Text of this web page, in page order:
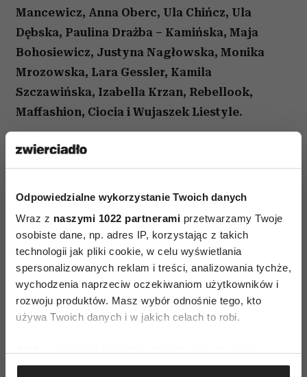
Odpowiedzialne wykorzystanie Twoich danych
Wraz z naszymi 1022 partnerami przetwarzamy Twoje
osobiste dane, np. adres IP, korzystając z takich
technologii jak pliki cookie, w celu wyświetlania
spersonalizowanych reklam i treści, analizowania tychże,
wychodzenia naprzeciw oczekiwaniom użytkowników i
rozwoju produktów. Masz wybór odnośnie tego, kto
używa Twoich danych i w jakich celach to robi.
Gromadzić dane dotyczące Twojej lokalizacji
Mancewicz, Anna Oberc, Ula Chińcz, Ula
Dębska, Paulina Drażba – Kamińska, Maja
Bohosiewicz, Justyna Nagłowska, Monika
Mrozowska, Lara Gessler, Kamila
Szczawińska, Izabella Krzan, Rebellook,
Maffashion, Ciocia i Wujaszek Liestyle.
Podczas premiery kolekcji torebek „Viva la Vita”
wina musującego ASTI VINTAGE zapewniło
MARTINI POLSKA.